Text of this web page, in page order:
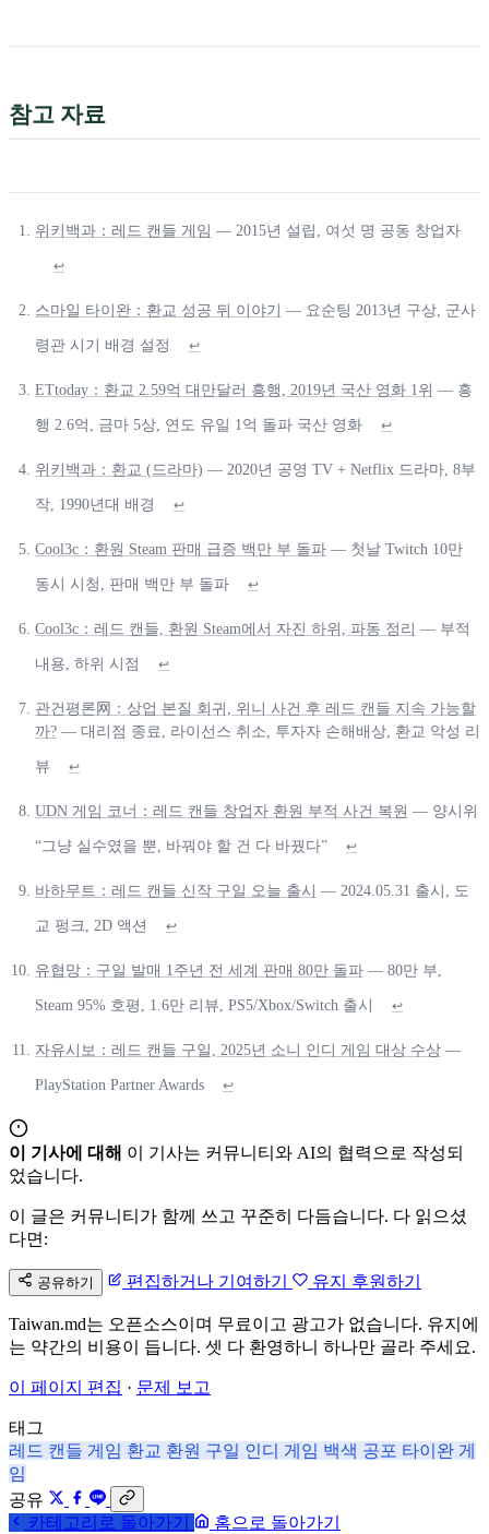
참고 자료
위키백과：레드 캔들 게임 — 2015년 설립, 여섯 명 공동 창업자
↩
스마일 타이완：환교 성공 뒤 이야기 — 요순팅 2013년 구상, 군사
령관 시기 배경 설정 ↩
ETtoday：환교 2.59억 대만달러 흥행, 2019년 국산 영화 1위 — 흥
행 2.6억, 금마 5상, 연도 유일 1억 돌파 국산 영화 ↩
위키백과：환교 (드라마) — 2020년 공영 TV + Netflix 드라마, 8부
작, 1990년대 배경 ↩
Cool3c：환원 Steam 판매 급증 백만 부 돌파 — 첫날 Twitch 10만
동시 시청, 판매 백만 부 돌파 ↩
Cool3c：레드 캔들, 환원 Steam에서 자진 하위, 파동 정리 — 부적
내용, 하위 시점 ↩
관건평론网：상업 본질 회귀, 위니 사건 후 레드 캔들 지속 가능할
까? — 대리점 종료, 라이선스 취소, 투자자 손해배상, 환교 악성 리
뷰 ↩
UDN 게임 코너：레드 캔들 창업자 환원 부적 사건 복원 — 양시위
“그냥 실수였을 뿐, 바꿔야 할 건 다 바꿨다” ↩
바하무트：레드 캔들 신작 구일 오늘 출시 — 2024.05.31 출시, 도
교 펑크, 2D 액션 ↩
유협망：구일 발매 1주년 전 세계 판매 80만 돌파 — 80만 부,
Steam 95% 호평, 1.6만 리뷰, PS5/Xbox/Switch 출시 ↩
자유시보：레드 캔들 구일, 2025년 소니 인디 게임 대상 수상 —
PlayStation Partner Awards ↩
이 기사에 대해 이 기사는 커뮤니티와 AI의 협력으로 작성되
었습니다.
이 글은 커뮤니티가 함께 쓰고 꾸준히 다듬습니다. 다 읽으셨
다면:
공유하기 편집하거나 기여하기 유지 후원하기
Taiwan.md는 오픈소스이며 무료이고 광고가 없습니다. 유지에
는 약간의 비용이 듭니다. 셋 다 환영하니 하나만 골라 주세요.
이 페이지 편집 · 문제 보고
태그
레드 캔들 게임 환교 환원 구일 인디 게임 백색 공포 타이완 게
임
공유
카테고리로 돌아가기
홈으로 돌아가기